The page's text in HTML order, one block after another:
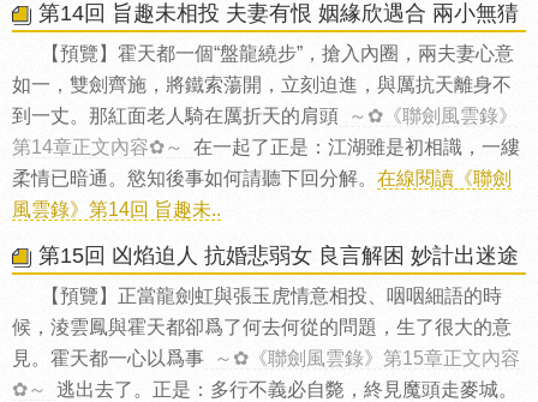
第14回 旨趣未相投 夫妻有恨 姻緣欣遇合 兩小無猜
【預覽】霍天都一個“盤龍繞步”，搶入內圈，兩夫妻心意
如一，雙劍齊施，將鐵索蕩開，立刻迫進，與厲抗天離身不
到一丈。那紅面老人騎在厲折天的肩頭
～✿《聯劍風雲錄》
第14章正文內容✿～
在一起了正是：江湖雖是初相識，一縷
柔情已暗通。慾知後事如何請聽下回分解。 在線閱讀《聯劍
風雲錄》第14回 旨趣未..
第15回 凶焰迫人 抗婚悲弱女 良言解困 妙計出迷途
【預覽】正當龍劍虹與張玉虎情意相投、咽咽細語的時
候，淩雲鳳與霍天都卻爲了何去何從的問題，生了很大的意
見。霍天都一心以爲事
～✿《聯劍風雲錄》第15章正文內容
✿～
逃出去了。正是：多行不義必自斃，終見魔頭走麥城。